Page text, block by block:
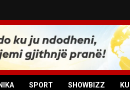
SPORT SHOWBIZZ